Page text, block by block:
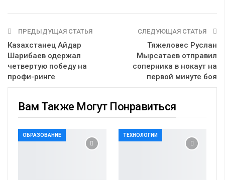
ПРЕДЫДУЩАЯ СТАТЬЯ
Казахстанец Айдар
Шарибаев одержал
четвертую победу на
профи-ринге
СЛЕДУЮЩАЯ СТАТЬЯ
Тяжеловес Руслан
Мырсатаев отправил
соперника в нокаут на
первой минуте боя
Вам Также Могут Понравиться
ОБРАЗОВАНИЕ ТЕХНОЛОГИИ